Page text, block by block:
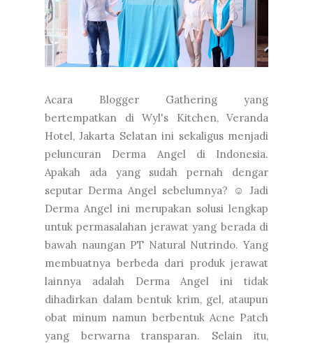
Acara Blogger Gathering yang
bertempatkan di Wyl's Kitchen, Veranda
Hotel, Jakarta Selatan ini sekaligus menjadi
peluncuran Derma Angel di Indonesia.
Apakah ada yang sudah pernah dengar
seputar Derma Angel sebelumnya? ☺ Jadi
Derma Angel ini merupakan solusi lengkap
untuk permasalahan jerawat yang berada di
bawah naungan PT Natural Nutrindo. Yang
membuatnya berbeda dari produk jerawat
lainnya adalah Derma Angel ini tidak
dihadirkan dalam bentuk krim, gel, ataupun
obat minum namun berbentuk Acne Patch
yang berwarna transparan. Selain itu,